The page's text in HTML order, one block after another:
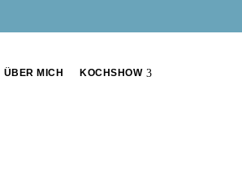
ÜBER MICH KOCHSHOW